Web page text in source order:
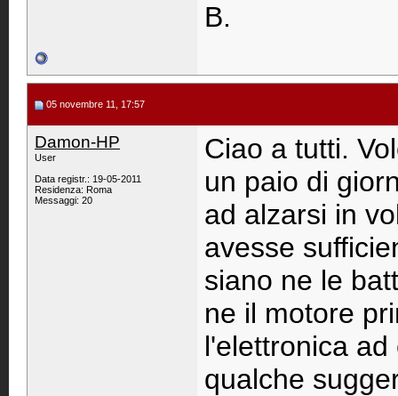
B.
05 novembre 11, 17:57
Damon-HP
User
Data registr.: 19-05-2011
Residenza: Roma
Messaggi: 20
Ciao a tutti.
un paio di
ad alzarsi in
avesse
siano ne le
ne il motore
l'elettronica
qualche